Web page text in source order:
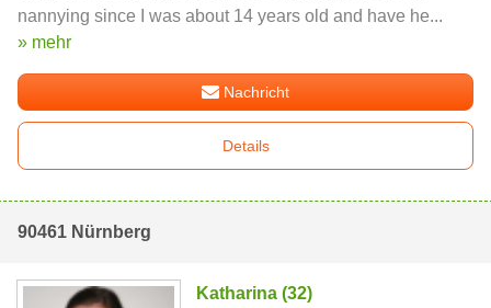
nannying since I was about 14 years old and have he...
» mehr
Nachricht
Details
90461 Nürnberg
Katharina (32)